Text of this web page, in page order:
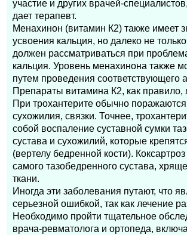
участие и других врачей-
дает терапевт.
Менахинон (витамин К2) также имеет
усвоения кальция, но далеко не
должен рассматриваться при
кальция. Уровень менахинона также
путем проведения соответствующего
Препараты витамина К2, как
При трохантерите обычно поражаются
сухожилия, связки. Точнее,
собой воспаление суставной сумки
сустава и сухожилий, которые
(вертелу бедренной кости).
самого тазобедренного сустава,
ткани.
Иногда эти заболевания путают, что
серьезной ошибкой, так как лечение
Необходимо пройти тщательное
врача-ревматолога и ортопеда,